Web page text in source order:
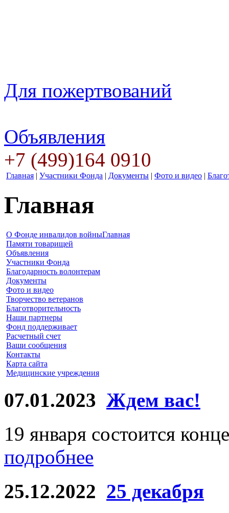
Для пожертвований
Объявления
+7 (499)164 0910
Главная | Участники Фонда | Документы | Фото и видео |
Главная
Главная
О Фонде инвалидов войны
Памяти товарищей
Объявления
Участники Фонда
Благодарность волонтерам
Документы
Фото и видео
Творчество ветеранов
Благотворительность
Наши партнеры
Фонд поддерживает
Расчетный счет
Ваши сообщения
Контакты
Карта сайта
Медицинские учреждения
07.01.2023 Ждем вас!
19 января состоится
подробнее
25.12.2022 25 декабря